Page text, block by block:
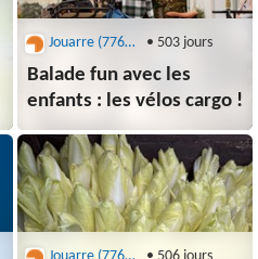
Jouarre (77640) - office de tourisme • 503 jours
Balade fun avec les
enfants : les vélos cargo !